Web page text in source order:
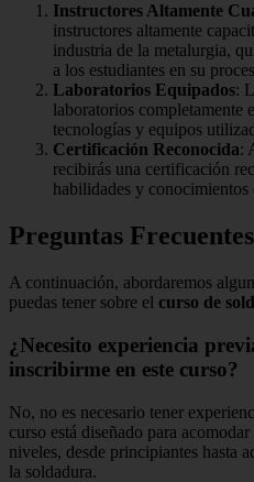
Instructores Altamente
instructores altamente
industria de la metalurgia,
a los estudiantes en su
Laboratorios Equipados:
laboratorios completamente
tecnologías y equipos
Certificación Reconocida:
recibirás una certificación
habilidades y conocimientos
Preguntas Frecuentes
A continuación, abordaremos
puedas tener sobre el curso de
¿Necesito experiencia
inscribirme en este curso?
No, no es necesario tener
curso está diseñado para
niveles, desde principiantes hasta
la soldadura.